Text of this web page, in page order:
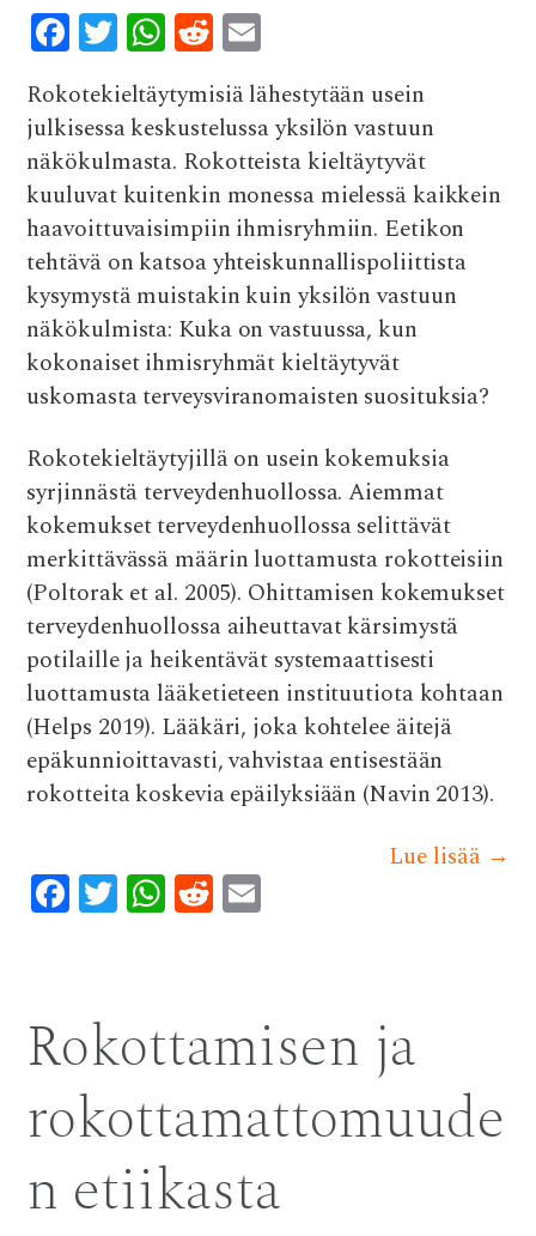
F
ac
e
b
o
o
k
T
w
it
te
r
W
h
at
s
A
p
p
R
e
d
di
t
m
ai
l
Rokotekieltäytymisiä lähestytään usein
julkisessa keskustelussa yksilön vastuun
näkökulmasta. Rokotteista kieltäytyvät
kuuluvat kuitenkin monessa mielessä kaikkein
haavoittuvaisimpiin ihmisryhmiin. Eetikon
tehtävä on katsoa yhteiskunnallispoliittista
kysymystä muistakin kuin yksilön vastuun
näkökulmista: Kuka on vastuussa, kun
kokonaiset ihmisryhmät kieltäytyvät
uskomasta terveysviranomaisten suosituksia?
Rokotekieltäytyjillä on usein kokemuksia
syrjinnästä terveydenhuollossa. Aiemmat
kokemukset terveydenhuollossa selittävät
merkittävässä määrin luottamusta rokotteisiin
(Poltorak et al. 2005). Ohittamisen kokemukset
terveydenhuollossa aiheuttavat kärsimystä
potilaille ja heikentävät systemaattisesti
luottamusta lääketieteen instituutiota kohtaan
(Helps 2019). Lääkäri, joka kohtelee äitejä
epäkunnioittavasti, vahvistaa entisestään
rokotteita koskevia epäilyksiään (Navin 2013).
Lue lisää →
F
ac
o
o
k
T
w
r
W
h
A
p
p
R
e
t
Rokottamisen ja
rokottamattomuude
n etiikasta